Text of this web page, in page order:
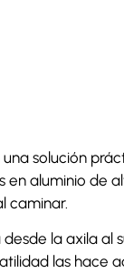
solución
aluminio de
caminar.
la axila al
las hace